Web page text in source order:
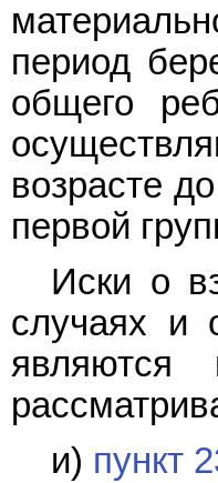
период
общего
возрасте
первой
Иски о
случаях и
являются
и) пункт